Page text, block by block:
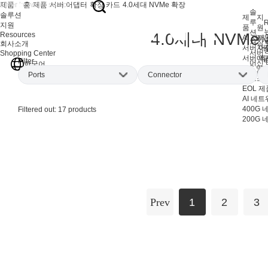
제
품
AI 서버
서버 어
서버 액
IPC 및
워크스
EOL 제
AI 네트
400G
200G
솔
루
션
저장
서버
머신
사이
지
원
지
자
애
제품
솔루션
지원
Resources
회사소개
Shopping Center
한국어
홈 제품 서버 어댑터 확장 카드 4.0세대 NVMe 확장
4.0세대 NVMe
Filter
Ports
Single-port (4)
Connector
Filtered out: 17 products
Prev 1 2 3